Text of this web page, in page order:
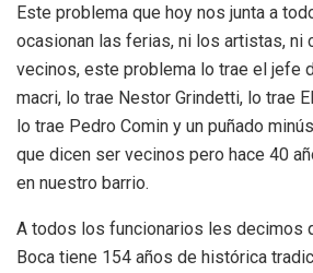
Este problema que hoy nos junta a
ocasionan las ferias, ni los artistas, ni
vecinos, este problema lo trae el jefe
macri, lo trae Nestor Grindetti, lo trae
lo trae Pedro Comin y un puñado
que dicen ser vecinos pero hace 40
en nuestro barrio.
A todos los funcionarios les decimos
Boca tiene 154 años de histórica